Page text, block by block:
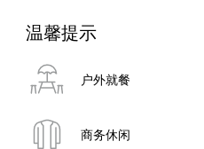
温馨提示
户外就餐
商务休闲